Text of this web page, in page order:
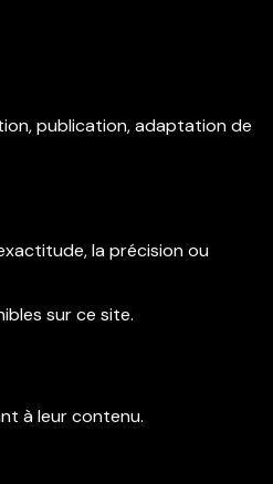
publication, adaptation de
la précision ou
sur ce site.
à leur contenu.